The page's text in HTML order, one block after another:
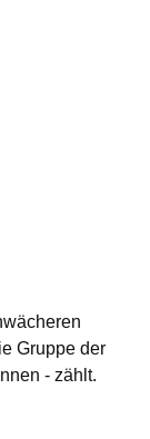
Gruppe der
- zählt.